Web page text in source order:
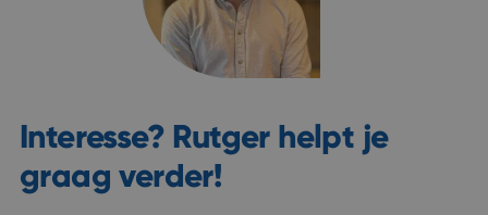
Interesse? Rutger helpt je
graag verder!